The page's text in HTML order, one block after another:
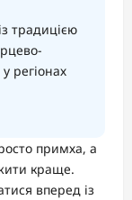
традицією
регіонах
примха, а
краще.
вперед із